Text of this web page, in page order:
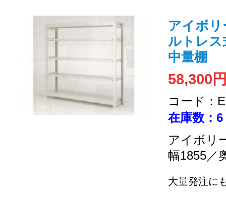
アイボリ
ルトレス
中量棚
58,300
コード：
在庫数：6
アイボリ
幅1855／
大量発注に